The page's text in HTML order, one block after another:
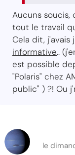
Aucuns soucis,
tout le travail
Cela dit, j'avais
informative..
est possible
"Polaris" chez
public" ) ?! Ou
le